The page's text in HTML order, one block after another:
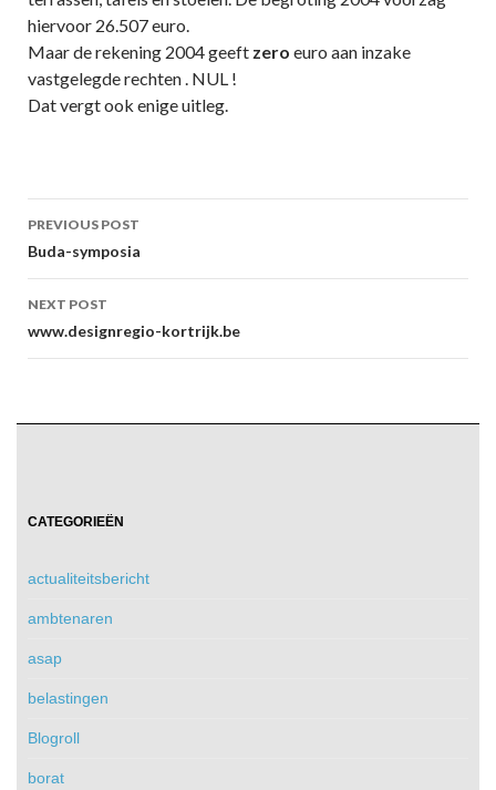
hiervoor 26.507 euro.
Maar de rekening 2004 geeft zero euro aan inzake
vastgelegde rechten . NUL !
Dat vergt ook enige uitleg.
Post
navigation
PREVIOUS POST
Buda-symposia
NEXT POST
www.designregio-kortrijk.be
CATEGORIEËN
actualiteitsbericht
ambtenaren
asap
belastingen
Blogroll
borat